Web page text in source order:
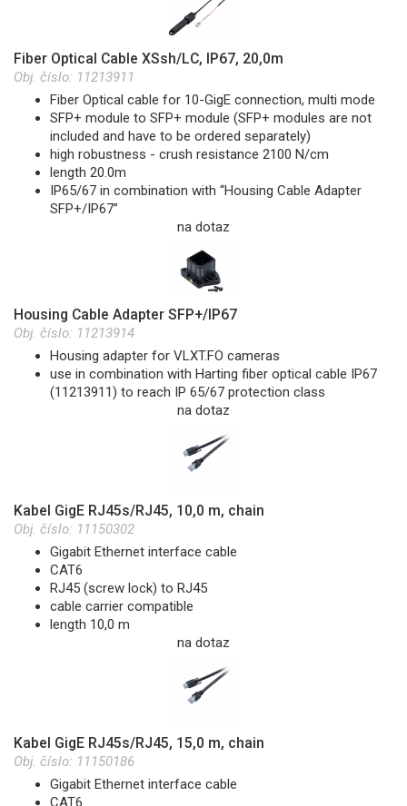
Fiber Optical Cable XSsh/LC, IP67, 20,0m
Obj. číslo: 11213911
Fiber Optical cable for 10-GigE connection, multi mode
SFP+ module to SFP+ module (SFP+ modules are not
included and have to be ordered separately)
high robustness - crush resistance 2100 N/cm
length 20.0m
IP65/67 in combination with “Housing Cable Adapter
SFP+/IP67”
na dotaz
Housing Cable Adapter SFP+/IP67
Obj. číslo: 11213914
Housing adapter for VLXT.FO cameras
use in combination with Harting fiber optical cable IP67
(11213911) to reach IP 65/67 protection class
na dotaz
Kabel GigE RJ45s/RJ45, 10,0 m, chain
Obj. číslo: 11150302
Gigabit Ethernet interface cable
CAT6
RJ45 (screw lock) to RJ45
cable carrier compatible
length 10,0 m
na dotaz
Kabel GigE RJ45s/RJ45, 15,0 m, chain
Obj. číslo: 11150186
Gigabit Ethernet interface cable
CAT6